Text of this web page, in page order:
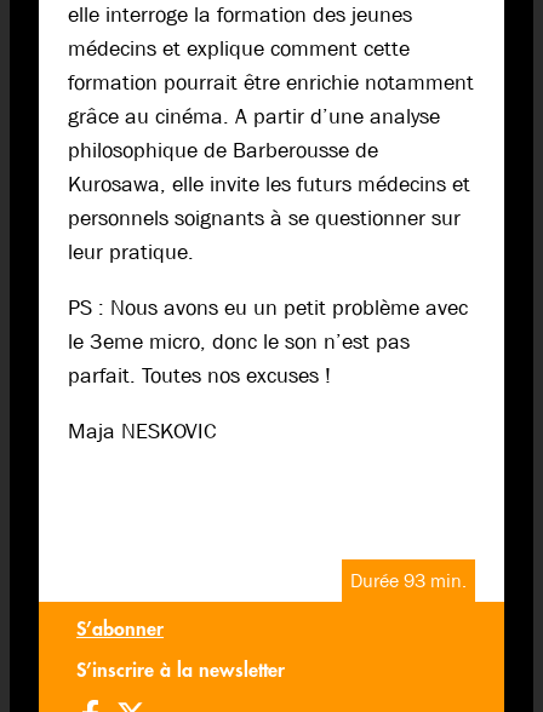
elle interroge la formation des jeunes
médecins et explique comment cette
formation pourrait être enrichie notamment
grâce au cinéma. A partir d’une analyse
philosophique de Barberousse de
Kurosawa, elle invite les futurs médecins et
personnels soignants à se questionner sur
leur pratique.
PS : Nous avons eu un petit problème avec
le 3eme micro, donc le son n’est pas
parfait. Toutes nos excuses !
Maja NESKOVIC
Durée 93 min.
S’abonner
S’inscrire à la newsletter